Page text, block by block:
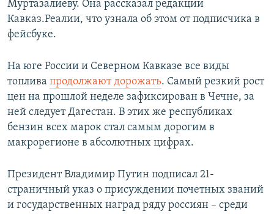
Муртазалиеву. Она рассказал редакции
Кавказ.Реалии, что узнала об этом от подписчика в
фейсбуке.
На юге России и Северном Кавказе все виды
топлива продолжают дорожать. Самый резкий рост
цен на прошлой неделе зафиксирован в Чечне, за
ней следует Дагестан. В этих же республиках
бензин всех марок стал самым дорогим в
макрорегионе в абсолютных цифрах.
Президент Владимир Путин подписал 21-
страничный указ о присуждении почетных званий
и государственных наград ряду россиян – среди